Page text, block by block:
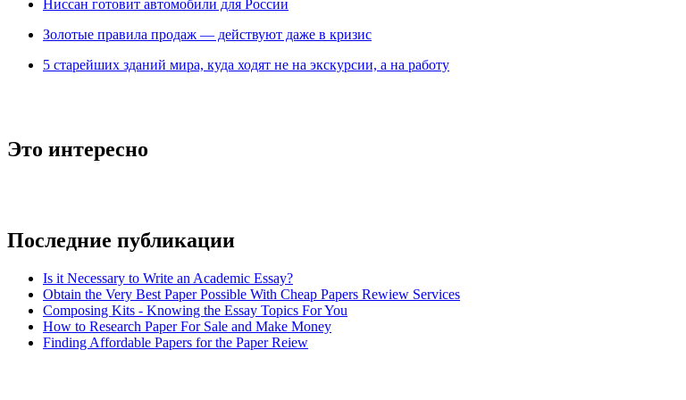
Ниссан готовит автомобили для России
Зoлoтые прaвилa продаж — действуют даже в кризис
5 старейших зданий мира, куда ходят не на экскурсии, а на работу
Это интересно
Последние публикации
Is it Necessary to Write an Academic Essay?
Obtain the Very Best Paper Possible With Cheap Papers Rewiew Services
Composing Kits - Knowing the Essay Topics For You
How to Research Paper For Sale and Make Money
Finding Affordable Papers for the Paper Reiew